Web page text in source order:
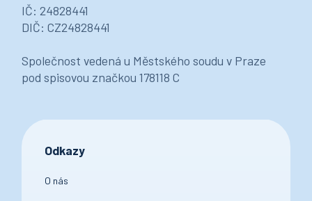
IČ: 24828441
DIČ: CZ24828441
Společnost vedená u Městského soudu v Praze
pod spisovou značkou 178118 C
Odkazy
O nás